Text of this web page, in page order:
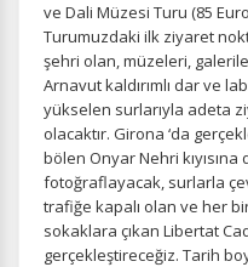
Pazarlama Çerezleri
Size ve ilgi alanlarınıza
kullanılır. Kapatırsanız
edersiniz, ancak daha
ve Dali Müzesi Turu (85
Turumuzdaki ilk ziyaret
şehri olan, müzeleri,
Arnavut kaldırımlı dar ve
yükselen surlarıyla adeta
olacaktır. Girona ‘da
bölen Onyar Nehri
fotoğraflayacak, surlarla
trafiğe kapalı olan ve her
sokaklara çıkan Libertat
gerçekleştireceğiz. Tarih